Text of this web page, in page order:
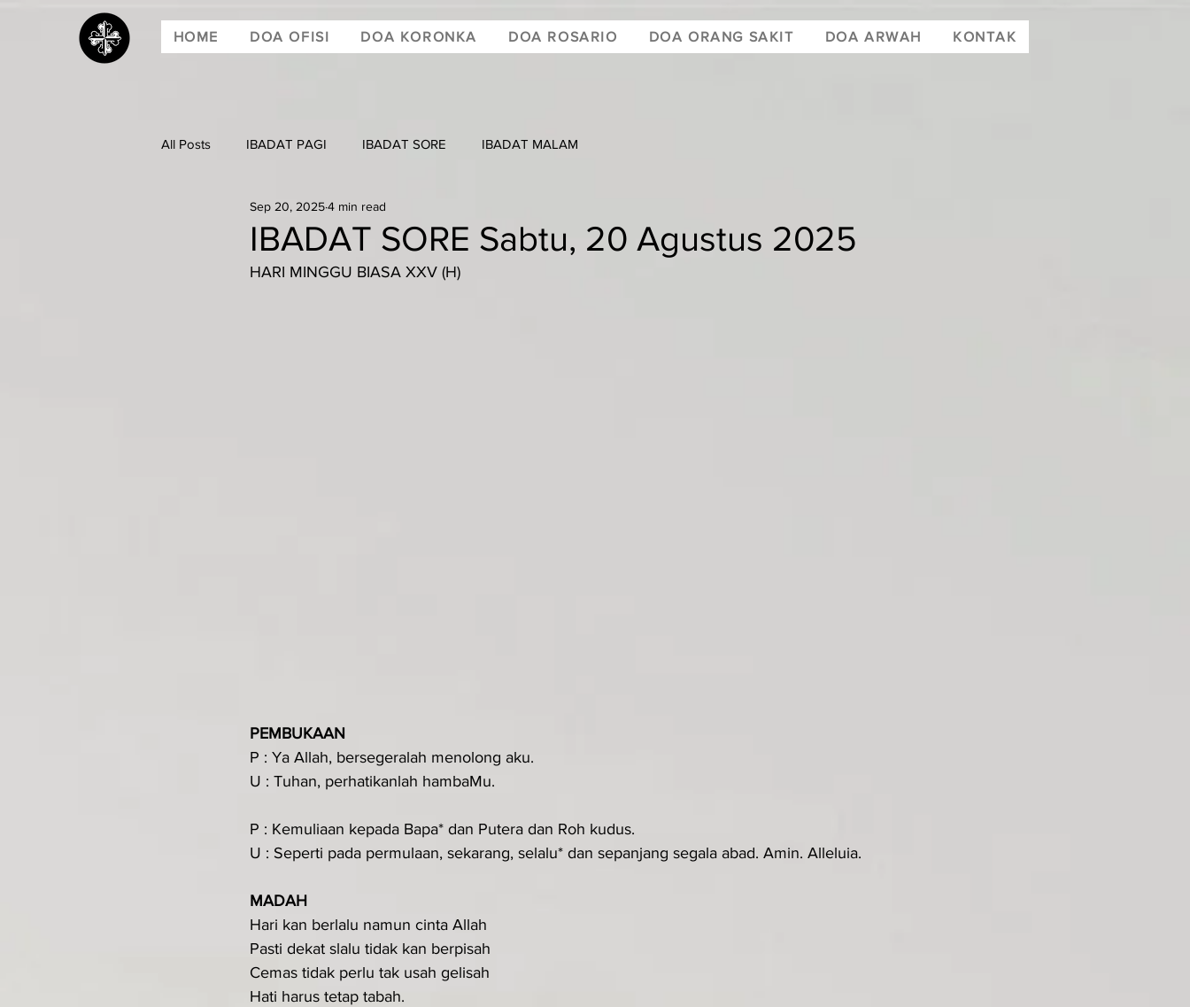
HOME DOA OFISI DOA KORONKA DOA ROSARIO DOA ORANG SAKIT DOA ARWAH KONTAK
All Posts IBADAT PAGI IBADAT SORE IBADAT MALAM
IBADAT SORE Sabtu, 20 Agustus 2025
Sep 20, 20254 min read
HARI MINGGU BIASA XXV (H)
PEMBUKAAN
P : Ya Allah, bersegeralah menolong aku.
U : Tuhan, perhatikanlah hambaMu.
P : Kemuliaan kepada Bapa* dan Putera dan Roh kudus.
U : Seperti pada permulaan, sekarang, selalu* dan sepanjang segala abad. Amin. Alleluia.
MADAH
Hari kan berlalu namun cinta Allah
Pasti dekat slalu tidak kan berpisah
Cemas tidak perlu tak usah gelisah
Hati harus tetap tabah.